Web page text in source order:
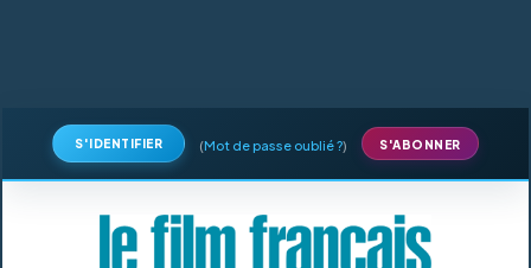
S'IDENTIFIER (Mot de passe oublié ?) S'ABONNER